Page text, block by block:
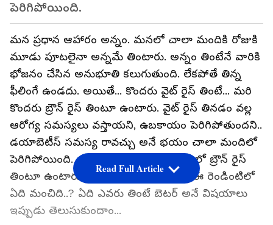
పెరిగిపోయింది.
మన ప్రధాన ఆహారం అన్నం. మనలో చాలా మందికి రోజుకి
మూడు పూటలైనా అన్నమే తింటారు. అన్నం తింటేనే వారికి
భోజనం చేసిన అనుభూతి కలుగుతుంది. లేకపోతే తిన్న
ఫీలింగే ఉండదు. అయితే... కొందరు వైట్ రైస్ తింటే... మరి
కొందరు బ్రౌన్ రైస్ తింటూ ఉంటారు. వైట్ రైస్ తినడం వల్ల
ఆరోగ్య సమస్యలు వస్తాయని, ఉబకాయం పెరిగిపోతుందని..
డయాబెటీస్ సమస్య రావచ్చు అనే భయం చాలా మందిలో
పెరిగిపోయింది. అందుకే.. ఆ వైట్ రైస్ స్థానంలో బ్రౌన్ రైస్
తింటూ ఉంటారు. కానీ... నిపుణుల ప్రకారం ఈ రెండింటిలో
ఏది మంచిది..? ఏది ఎవరు తింటే బెటర్ అనే విషయాలు
ఇప్పుడు తెలుసుకుందాం...
Read Full Article